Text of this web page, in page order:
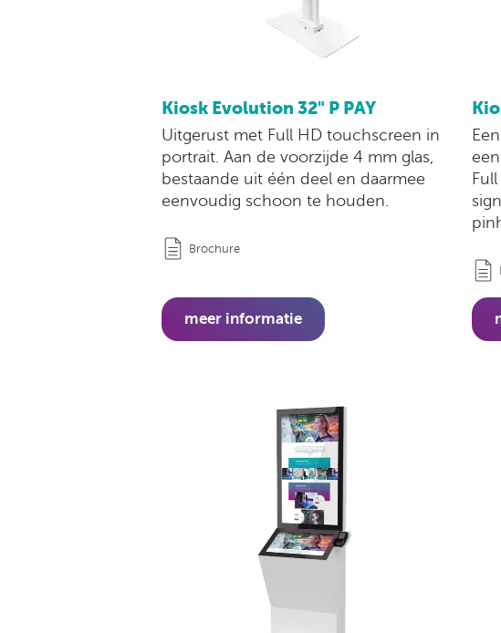
Kiosk Evolution 32" P PAY
Uitgerust met Full HD touchscreen in
portrait. Aan de voorzijde 4 mm glas,
bestaande uit één deel en daarmee
eenvoudig schoon te houden.
Brochure
meer informatie